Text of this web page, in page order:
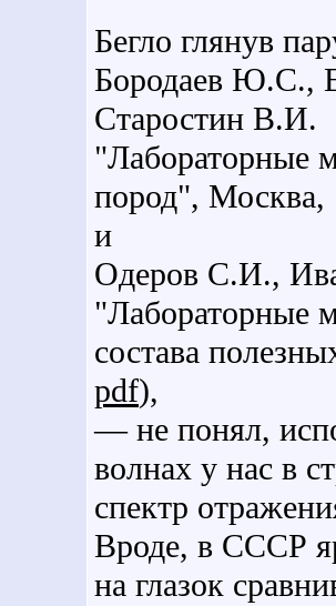
Бегло глянув
Бородаев Ю.С.,
Старостин В.И.
"Лабораторные
пород", Москва,
и
Одеров С.И.,
"Лабораторные
состава
pdf),
— не понял,
волнах у нас в
спектр
Вроде, в СССР
на глазок